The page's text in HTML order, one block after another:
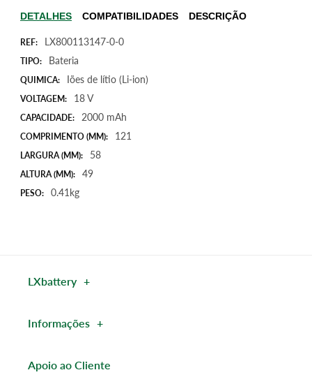
Wolf
GTB815
Power
Pack
3,
18V
2000mAh
36Wh
Wolf
GTB815
Pack
3,
2000mAh
36Wh
DETALHES COMPATIBILIDADES DESCRIÇÃO
REF: LX800113147-0-0
TIPO: Bateria
QUIMICA: Iões de lítio (Li-ion)
VOLTAGEM: 18 V
CAPACIDADE: 2000 mAh
COMPRIMENTO (MM): 121
LARGURA (MM): 58
ALTURA (MM): 49
PESO: 0.41kg
LXbattery
Informações
Apoio ao Cliente